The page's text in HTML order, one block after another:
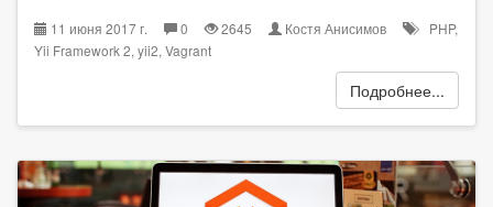
11 июня 2017 г. 0 2645 Костя Анисимов PHP,
Yii Framework 2, yii2, Vagrant
Подробнее...